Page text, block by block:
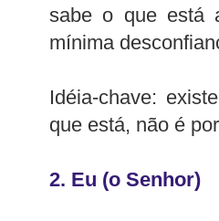
sabe o que está
mínima
Idéia-chave:
que está, não é
2. Eu (o Senhor)